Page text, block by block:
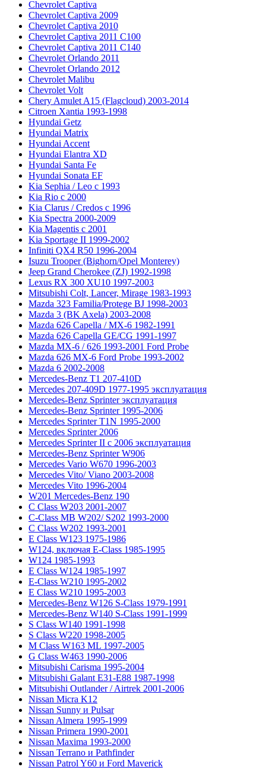
Chevrolet Captiva
Chevrolet Captiva 2009
Chevrolet Captiva 2010
Chevrolet Captiva 2011 C100
Chevrolet Captiva 2011 C140
Chevrolet Orlando 2011
Chevrolet Orlando 2012
Chevrolet Malibu
Chevrolet Volt
Chery Amulet A15 (Flagcloud) 2003-2014
Citroen Xantia 1993-1998
Hyundai Getz
Hyundai Matrix
Hyundai Accent
Hyundai Elantra XD
Hyundai Santa Fe
Hyundai Sonata EF
Kia Sephia / Leo с 1993
Kia Rio с 2000
Kia Clarus / Credos с 1996
Kia Spectra 2000-2009
Kia Magentis с 2001
Kia Sportage II 1999-2002
Infiniti QX4 R50 1996-2004
Isuzu Trooper (Bighorn/Opel Monterey)
Jeep Grand Cherokee (ZJ) 1992-1998
Lexus RX 300 XU10 1997-2003
Mitsubishi Colt, Lancer, Mirage 1983-1993
Mazda 323 Familia/Protege BJ 1998-2003
Mazda 3 (BK Axela) 2003-2008
Mazda 626 Capella / MX-6 1982-1991
Mazda 626 Capella GE/CG 1991-1997
Mazda MX-6 / 626 1993-2001 Ford Probe
Mazda 626 MX-6 Ford Probe 1993-2002
Mazda 6 2002-2008
Mercedes-Benz T1 207-410D
Mercedes 207-409D 1977-1995 эксплуатация
Mercedes-Benz Sprinter эксплуатация
Mercedes-Benz Sprinter 1995-2006
Mercedes Sprinter T1N 1995-2000
Mercedes Sprinter 2006
Mercedes Sprinter II с 2006 эксплуатация
Mercedes-Benz Sprinter W906
Mercedes Vario W670 1996-2003
Mercedes Vito/ Viano 2003-2008
Mercedes Vito 1996-2004
W201 Mercedes-Benz 190
C Class W203 2001-2007
C-Class MB W202/ S202 1993-2000
C Class W202 1993-2001
E Class W123 1975-1986
W124, включая E-Class 1985-1995
W124 1985-1993
E Class W124 1985-1997
E-Class W210 1995-2002
E Class W210 1995-2003
Mercedes-Benz W126 S-Class 1979-1991
Mercedes-Benz W140 S-Class 1991-1999
S Class W140 1991-1998
S Class W220 1998-2005
M Class W163 ML 1997-2005
G Class W463 1990-2006
Mitsubishi Carisma 1995-2004
Mitsubishi Galant E31-E88 1987-1998
Mitsubishi Outlander / Airtrek 2001-2006
Nissan Micra K12
Nissan Sunny и Pulsar
Nissan Almera 1995-1999
Nissan Primera 1990-2001
Nissan Maxima 1993-2000
Nissan Terrano и Pathfinder
Nissan Patrol Y60 и Ford Maverick